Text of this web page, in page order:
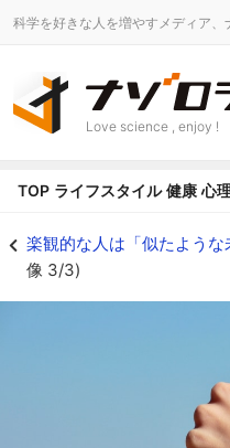
科学を好きな人を増やすメディア、
Love science , enjoy !
TOP ライフスタイル 健康 心
楽観的な人は「似たよう
像 3/3)